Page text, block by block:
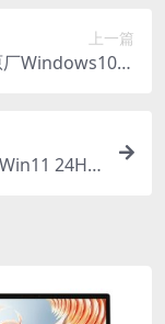
上一篇
Windows10系
24H2